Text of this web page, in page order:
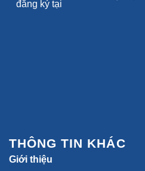
THÔNG TIN KHÁC
Giới thiệu